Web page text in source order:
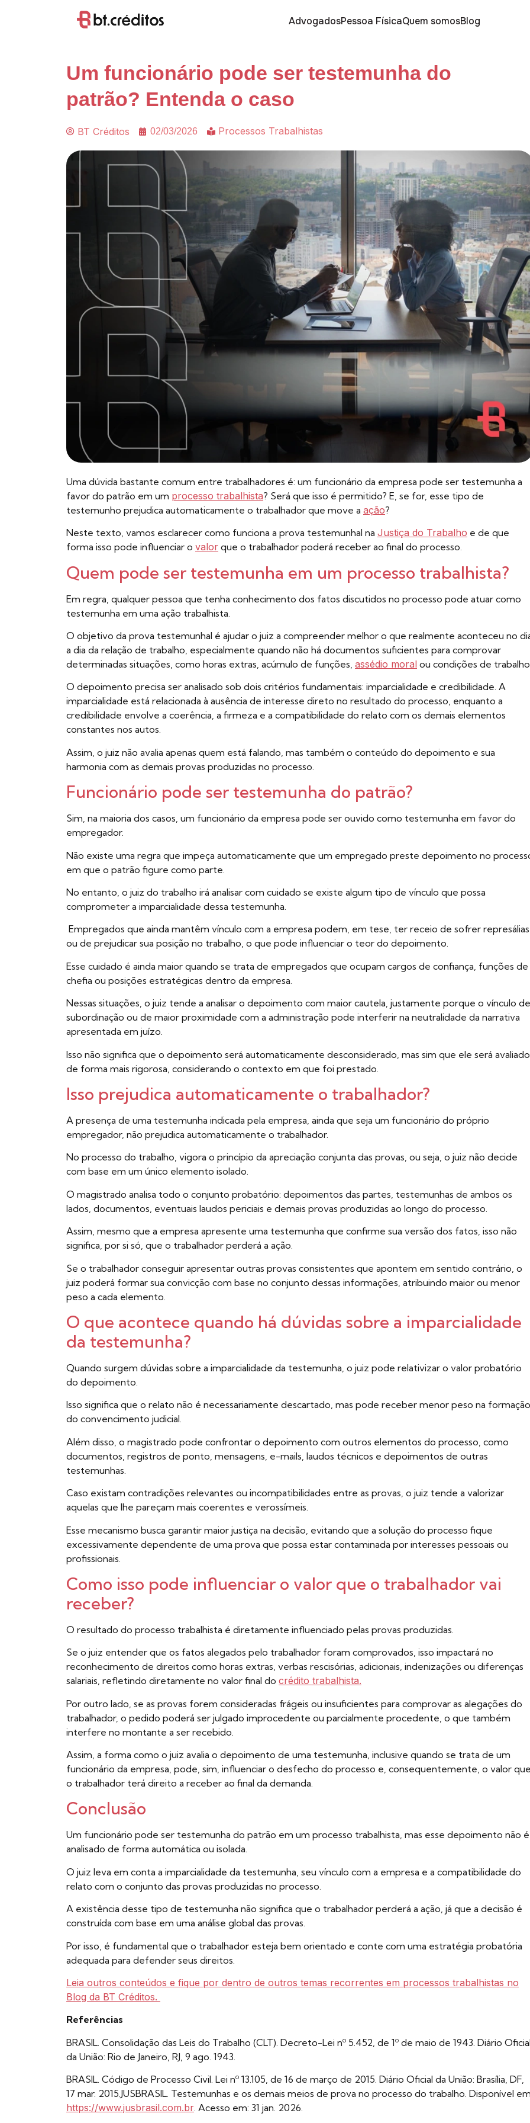
AdvogadosPessoa FísicaQuem somosBlog
Um funcionário pode ser testemunha do
patrão? Entenda o caso
BT Créditos 02/03/2026 Processos Trabalhistas
Uma dúvida bastante comum entre trabalhadores é: um funcionário da empresa pode ser testemunha a
favor do patrão em um processo trabalhista? Será que isso é permitido? E, se for, esse tipo de
testemunho prejudica automaticamente o trabalhador que move a ação?
Neste texto, vamos esclarecer como funciona a prova testemunhal na Justiça do Trabalho e de que
forma isso pode influenciar o valor que o trabalhador poderá receber ao final do processo.
Quem pode ser testemunha em um processo trabalhista?
Em regra, qualquer pessoa que tenha conhecimento dos fatos discutidos no processo pode atuar como
testemunha em uma ação trabalhista.
O objetivo da prova testemunhal é ajudar o juiz a compreender melhor o que realmente aconteceu no
a dia da relação de trabalho, especialmente quando não há documentos suficientes para comprovar
determinadas situações, como horas extras, acúmulo de funções, assédio moral ou condições de
O depoimento precisa ser analisado sob dois critérios fundamentais: imparcialidade e credibilidade. A
imparcialidade está relacionada à ausência de interesse direto no resultado do processo, enquanto a
credibilidade envolve a coerência, a firmeza e a compatibilidade do relato com os demais elementos
constantes nos autos.
Assim, o juiz não avalia apenas quem está falando, mas também o conteúdo do depoimento e sua
harmonia com as demais provas produzidas no processo.
Funcionário pode ser testemunha do patrão?
Sim, na maioria dos casos, um funcionário da empresa pode ser ouvido como testemunha em favor do
empregador.
Não existe uma regra que impeça automaticamente que um empregado preste depoimento no
em que o patrão figure como parte.
No entanto, o juiz do trabalho irá analisar com cuidado se existe algum tipo de vínculo que possa
comprometer a imparcialidade dessa testemunha.
Empregados que ainda mantêm vínculo com a empresa podem, em tese, ter receio de sofrer represálias
ou de prejudicar sua posição no trabalho, o que pode influenciar o teor do depoimento.
Esse cuidado é ainda maior quando se trata de empregados que ocupam cargos de confiança, funções de
chefia ou posições estratégicas dentro da empresa.
Nessas situações, o juiz tende a analisar o depoimento com maior cautela, justamente porque o vínculo de
subordinação ou de maior proximidade com a administração pode interferir na neutralidade da narrativa
apresentada em juízo.
Isso não significa que o depoimento será automaticamente desconsiderado, mas sim que ele será avaliado
de forma mais rigorosa, considerando o contexto em que foi prestado.
Isso prejudica automaticamente o trabalhador?
A presença de uma testemunha indicada pela empresa, ainda que seja um funcionário do próprio
empregador, não prejudica automaticamente o trabalhador.
No processo do trabalho, vigora o princípio da apreciação conjunta das provas, ou seja, o juiz não decide
com base em um único elemento isolado.
O magistrado analisa todo o conjunto probatório: depoimentos das partes, testemunhas de ambos os
lados, documentos, eventuais laudos periciais e demais provas produzidas ao longo do processo.
Assim, mesmo que a empresa apresente uma testemunha que confirme sua versão dos fatos, isso não
significa, por si só, que o trabalhador perderá a ação.
Se o trabalhador conseguir apresentar outras provas consistentes que apontem em sentido contrário, o
juiz poderá formar sua convicção com base no conjunto dessas informações, atribuindo maior ou menor
peso a cada elemento.
O que acontece quando há dúvidas sobre a imparcialidade
da testemunha?
Quando surgem dúvidas sobre a imparcialidade da testemunha, o juiz pode relativizar o valor probatório
do depoimento.
Isso significa que o relato não é necessariamente descartado, mas pode receber menor peso na formação
do convencimento judicial.
Além disso, o magistrado pode confrontar o depoimento com outros elementos do processo, como
documentos, registros de ponto, mensagens, e-mails, laudos técnicos e depoimentos de outras
testemunhas.
Caso existam contradições relevantes ou incompatibilidades entre as provas, o juiz tende a valorizar
aquelas que lhe pareçam mais coerentes e verossímeis.
Esse mecanismo busca garantir maior justiça na decisão, evitando que a solução do processo fique
excessivamente dependente de uma prova que possa estar contaminada por interesses pessoais ou
profissionais.
Como isso pode influenciar o valor que o trabalhador vai
receber?
O resultado do processo trabalhista é diretamente influenciado pelas provas produzidas.
Se o juiz entender que os fatos alegados pelo trabalhador foram comprovados, isso impactará no
reconhecimento de direitos como horas extras, verbas rescisórias, adicionais, indenizações ou diferenças
salariais, refletindo diretamente no valor final do crédito trabalhista.
Por outro lado, se as provas forem consideradas frágeis ou insuficientes para comprovar as alegações do
trabalhador, o pedido poderá ser julgado improcedente ou parcialmente procedente, o que também
interfere no montante a ser recebido.
Assim, a forma como o juiz avalia o depoimento de uma testemunha, inclusive quando se trata de um
funcionário da empresa, pode, sim, influenciar o desfecho do processo e, consequentemente, o valor
o trabalhador terá direito a receber ao final da demanda.
Conclusão
Um funcionário pode ser testemunha do patrão em um processo trabalhista, mas esse depoimento não é
analisado de forma automática ou isolada.
O juiz leva em conta a imparcialidade da testemunha, seu vínculo com a empresa e a compatibilidade do
relato com o conjunto das provas produzidas no processo.
A existência desse tipo de testemunha não significa que o trabalhador perderá a ação, já que a decisão é
construída com base em uma análise global das provas.
Por isso, é fundamental que o trabalhador esteja bem orientado e conte com uma estratégia probatória
adequada para defender seus direitos.
Leia outros conteúdos e fique por dentro de outros temas recorrentes em processos trabalhistas no
Blog da BT Créditos.
Referências
BRASIL. Consolidação das Leis do Trabalho (CLT). Decreto-Lei nº 5.452, de 1º de maio de 1943. Diário
da União: Rio de Janeiro, RJ, 9 ago. 1943.
BRASIL. Código de Processo Civil. Lei nº 13.105, de 16 de março de 2015. Diário Oficial da União: Brasília, DF,
17 mar. 2015.JUSBRASIL. Testemunhas e os demais meios de prova no processo do trabalho. Disponível
https://www.jusbrasil.com.br. Acesso em: 31 jan. 2026.